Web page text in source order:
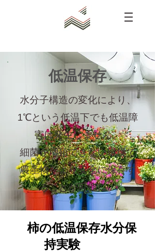
​低温保存
水分子構造の変化により、
1℃という低温下でも低温障
害は発生しません。
細菌が増殖できない環境で
農産物をより安全に保存す
ることが可能に。
柿の低温保存水分保
持実験